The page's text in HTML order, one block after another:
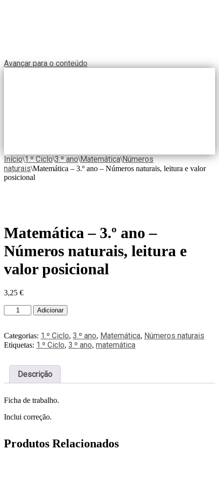
Avançar para o conteúdo
Início\1.º Ciclo\3.º ano\Matemática\Números
naturais\Matemática – 3.º ano – Números naturais, leitura e valor
posicional
Matemática – 3.º ano –
Números naturais, leitura e
valor posicional
3,25 €
Adicionar
Categorias: 1.º Ciclo, 3.º ano, Matemática, Números naturais
Etiquetas: 1.º Ciclo, 3.º ano, matemática
Descrição
Ficha de trabalho.
Inclui correção.
Produtos Relacionados